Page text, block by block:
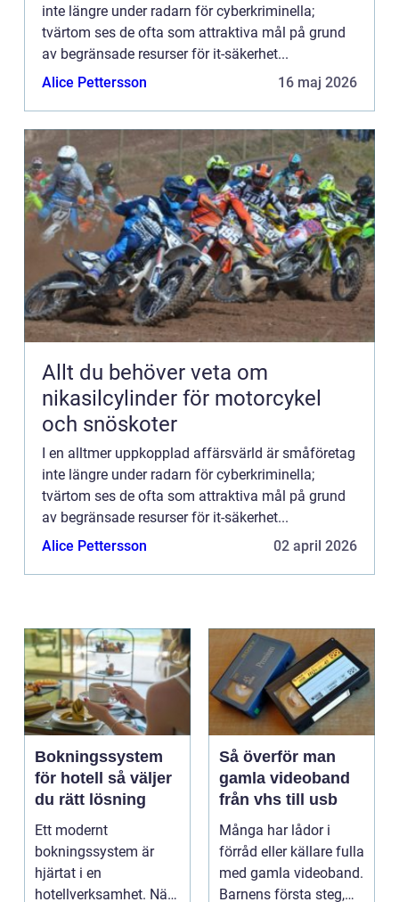
inte längre under radarn för cyberkriminella;
tvärtom ses de ofta som attraktiva mål på grund
av begränsade resurser för it-säkerhet...
Alice Pettersson
16 maj 2026
Allt du behöver veta om
nikasilcylinder för motorcykel
och snöskoter
I en alltmer uppkopplad affärsvärld är småföretag
inte längre under radarn för cyberkriminella;
tvärtom ses de ofta som attraktiva mål på grund
av begränsade resurser för it-säkerhet...
Alice Pettersson
02 april 2026
Bokningssystem
för hotell så väljer
du rätt lösning
Ett modernt
bokningssystem är
hjärtat i en
hotellverksamhet. När
Så överför man
gamla videoband
från vhs till usb
Många har lådor i
förråd eller källare fulla
med gamla videoband.
Barnens första steg,